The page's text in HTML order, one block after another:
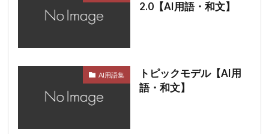
2.0【AI用語・和文】
AI用語集
トピックモデル【AI用
語・和文】